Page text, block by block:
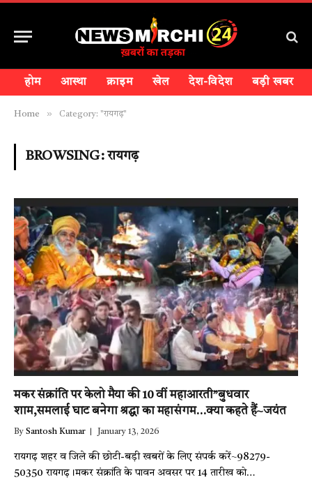
होम आस्था क्राइम खेल देश-विदेश बड़ी खबर
Home » Category: "रायगढ़"
BROWSING: रायगढ़
मकर संक्रांति पर केलो मैया की 10 वीं महाआरती”बुधवार
शाम,समलाई घाट बनेगा श्रद्धा का महासंगम…क्या कहते हैं~जयंत
By Santosh Kumar January 13, 2026
रायगढ़ शहर व जिले की छोटी-बड़ी खबरों के लिए संपर्क करें~98279-
50350 रायगढ़।मकर संक्रांति के पावन अवसर पर 14 तारीख को…